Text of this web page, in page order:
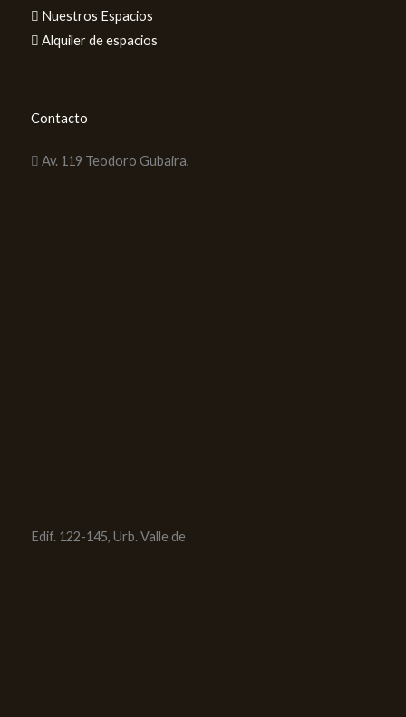
Nuestros Espacios
Alquiler de espacios
Contacto
Av. 119 Teodoro Gubaira,
Edif. 122-145, Urb. Valle de